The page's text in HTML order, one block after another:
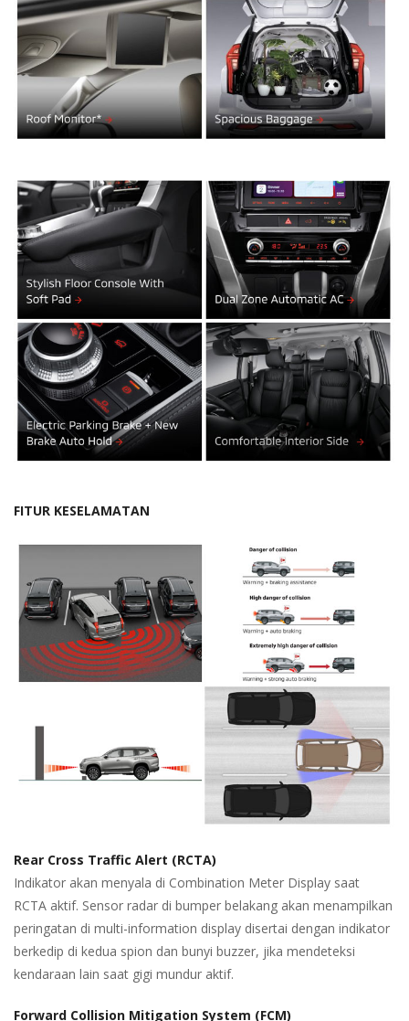
FITUR KESELAMATAN
Rear Cross Traffic Alert (RCTA)
Indikator akan menyala di Combination Meter Display saat
RCTA aktif. Sensor radar di bumper belakang akan menampilkan
peringatan di multi-information display disertai dengan indikator
berkedip di kedua spion dan bunyi buzzer, jika mendeteksi
kendaraan lain saat gigi mundur aktif.
Forward Collision Mitigation System (FCM)